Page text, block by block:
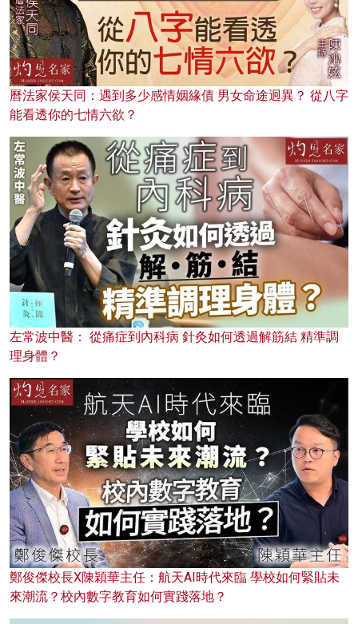
曆法家侯天同：遇到多少感情姻緣債 男女命途迥異？ 從八字
能看透你的七情六欲？
左常波中醫： 從痛症到內科病 針灸如何透過解筋結 精準調
理身體？
鄭俊傑校長X陳穎華主任：航天AI時代來臨 學校如何緊貼未
來潮流？校內數字教育如何實踐落地？